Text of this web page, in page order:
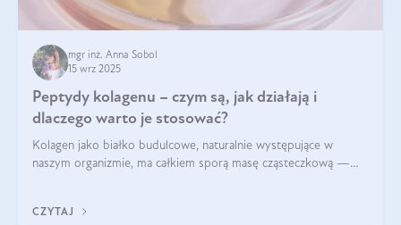
mgr inż. Anna Sobol
15 wrz 2025
Peptydy kolagenu – czym są, jak działają i
dlaczego warto je stosować?
Kolagen jako białko budulcowe, naturalnie występujące w
naszym organizmie, ma całkiem sporą masę cząsteczkową —
bardziej biodostępny
CZYTAJ